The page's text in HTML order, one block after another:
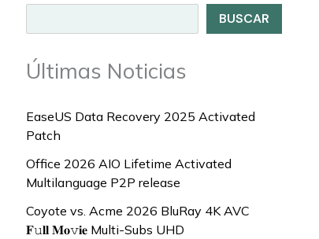
BUSCAR
Últimas Noticias
EaseUS Data Recovery 2025 Activated
Patch
Office 2026 AIO Lifetime Activated
Multilanguage P2P release
Coyote vs. Acme 2026 BluRay 4K AVC
𝐅𝚞𝐥𝐥 𝐌𝐨𝚟𝐢𝐞 Multi-Subs UHD